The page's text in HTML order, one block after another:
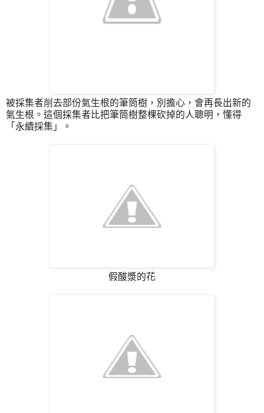
被採集者削去部份氣生根的筆筒樹，別擔心，會再長出新的
氣生根。這個採集者比把筆筒樹整棵砍掉的人聰明，懂得
「永續採集」。
假酸漿的花